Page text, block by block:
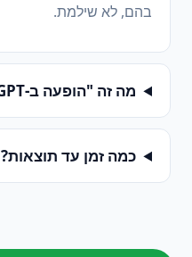
בהם, לא שילמת.
מה זה "הופעה ב-ChatGPT"?
כמה זמן עד תוצאות?